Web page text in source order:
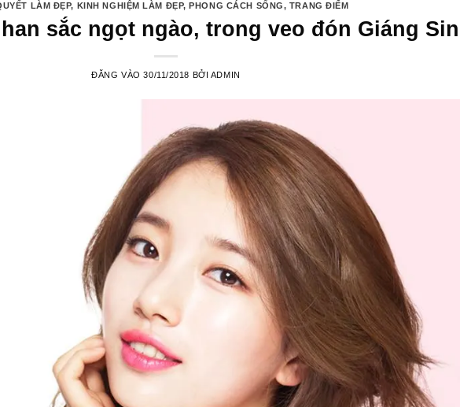
LÀM ĐẸP, KINH NGHIỆM LÀM ĐẸP,PHONG CÁCH SỐNG, TRANG ĐIỂM
sắc ngọt ngào, trong veo đón Giáng
ĐĂNG VÀO30/11/2018 BỞI ADMIN